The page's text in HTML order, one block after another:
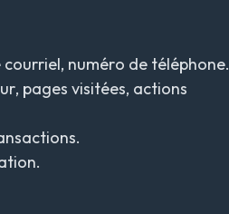
numéro de téléphone.
pages visitées, actions